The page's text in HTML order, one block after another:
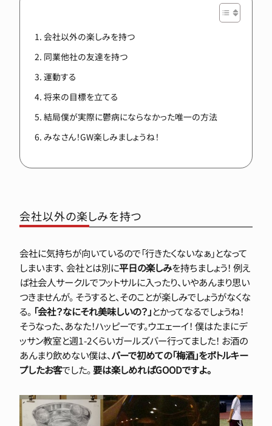
会社以外の楽しみを持つ
同業他社の友達を持つ
運動する
将来の目標を立てる
結局僕が実際に鬱病にならなかった唯一の方法
みなさん！GW楽しみましょうね！
会社以外の楽しみを持つ
会社に気持ちが向いているので「行きたくないなぁ」となって
しまいます、 会社とは別に平日の楽しみを持ちましょう！ 例え
ば社会人サークルでフットサルに入ったり、いやあんまり思い
つきませんが。 そうすると、そのことが楽しみでしょうがなくな
る。 「会社？なにそれ美味しいの？」とかってなるでしょうね！
そうなった、あなた！ハッピーです。ウエェーイ！ 僕はたまにデ
ッサン教室と週1-2くらいガールズバー行ってました！ お酒の
あんまり飲めない僕は、バーで初めての「梅酒」をボトルキー
プしたお客でした。要は楽しめればGOODですよ。